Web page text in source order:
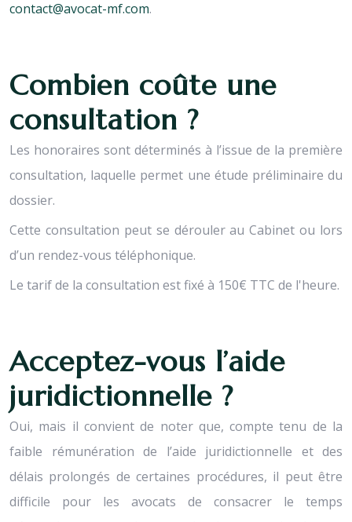
contact@avocat-mf.com.
Combien coûte une
consultation ?
Les honoraires sont déterminés à l’issue de la première
consultation, laquelle permet une étude préliminaire du
dossier.
Cette consultation peut se dérouler au Cabinet ou lors
d’un rendez-vous téléphonique.
Le tarif de la consultation est fixé à 150€ TTC de l'heure.
Acceptez-vous l’aide
juridictionnelle ?
Oui, mais il convient de noter que, compte tenu de la
faible rémunération de l’aide juridictionnelle et des
délais prolongés de certaines procédures, il peut être
difficile pour les avocats de consacrer le temps